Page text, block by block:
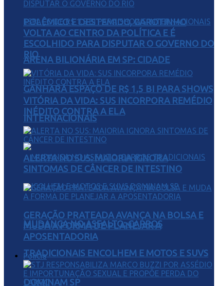
ARENA BILIONÁRIA EM SP: CIDADE
GANHARÁ ESPAÇO DE R$ 1,5 BI PARA SHOWS
INTERNACIONAIS
MUDANÇA NO ASFALTO: CARROS
TRADICIONAIS ENCOLHEM E MOTOS E SUVS
DOMINAM SP
POLÊMICO E DESTEMIDO, GAROTINHO
VOLTA AO CENTRO DA POLÍTICA E É
ESCOLHIDO PARA DISPUTAR O GOVERNO DO
RIO
VITÓRIA DA VIDA: SUS INCORPORA REMÉDIO
INÉDITO CONTRA A ELA
ALERTA NO SUS: MAIORIA IGNORA
SINTOMAS DE CÂNCER DE INTESTINO
GERAÇÃO PRATEADA AVANÇA NA BOLSA E
MUDA A FORMA DE PLANEJAR A
APOSENTADORIA
Polícia